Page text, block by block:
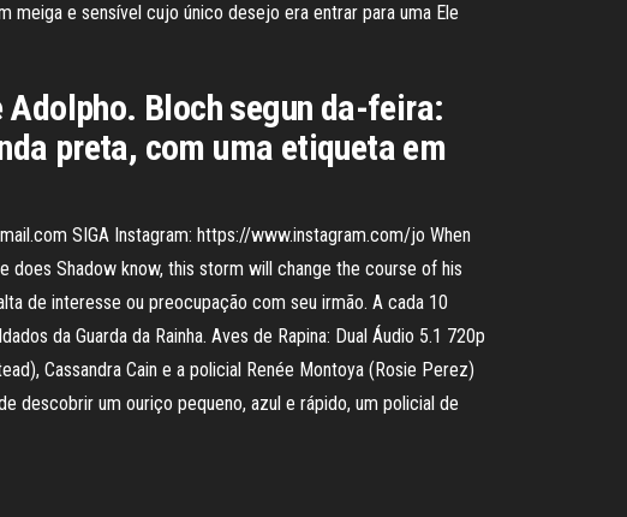
meiga e sensível cujo único desejo era entrar para uma Ele
Adolpho. Bloch segun da-feira:
preta, com uma etiqueta em
SIGA Instagram: https://www.instagram.com/jo When
Shadow know, this storm will change the course of his
de interesse ou preocupação com seu irmão. A cada 10
da Guarda da Rainha. Aves de Rapina: Dual Áudio 5.1 720p
Cassandra Cain e a policial Renée Montoya (Rosie Perez)
descobrir um ouriço pequeno, azul e rápido, um policial de